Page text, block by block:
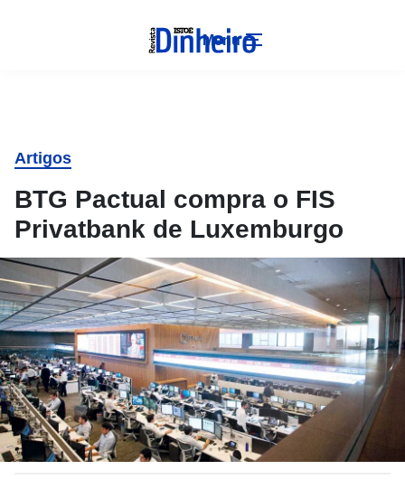
Menu
Artigos
BTG Pactual compra o FIS
Privatbank de Luxemburgo